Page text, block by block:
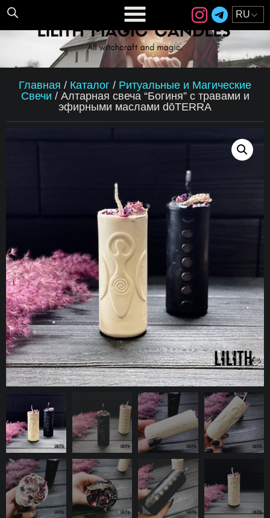
Главная / Каталог / Ритуальные и Магические
Свечи / Алтарная свеча “Богиня” с травами и
эфирными маслами dōTERRA